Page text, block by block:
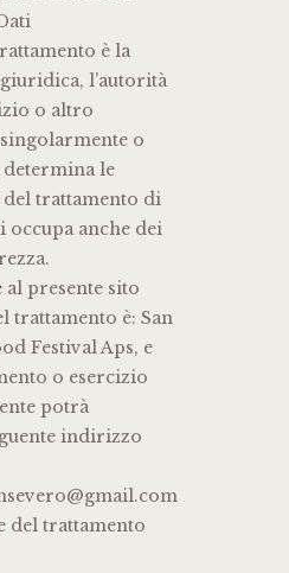
è la
l’autorità
o altro
o
le
trattamento di
occupa anche dei
al presente sito
trattamento è: San
Festival Aps, e
o esercizio
potrà
indirizzo
del trattamento